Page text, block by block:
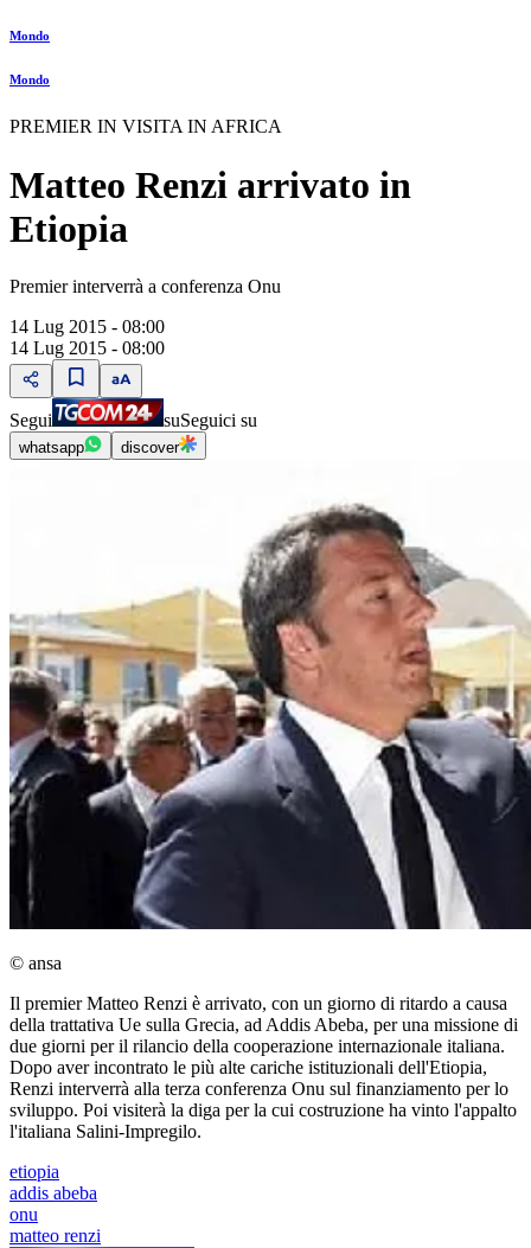
Mondo
Mondo
PREMIER IN VISITA IN AFRICA
Matteo Renzi arrivato in
Etiopia
Premier interverrà a conferenza Onu
14 Lug 2015 - 08:00
14 Lug 2015 - 08:00
Segui suSeguici su
whatsapp discover
© ansa
Il premier Matteo Renzi è arrivato, con un giorno di ritardo a causa
della trattativa Ue sulla Grecia, ad Addis Abeba, per una missione di
due giorni per il rilancio della cooperazione internazionale italiana.
Dopo aver incontrato le più alte cariche istituzionali dell'Etiopia,
Renzi interverrà alla terza conferenza Onu sul finanziamento per lo
sviluppo. Poi visiterà la diga per la cui costruzione ha vinto l'appalto
l'italiana Salini-Impregilo.
etiopia
addis abeba
onu
matteo renzi